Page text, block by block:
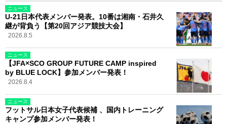
ニュース
U-21日本代表メンバー発表。10番は湘南・石井久
継が背負う【第20回アジア競技大会】
2026.8.5
ニュース
【JFA×SCO GROUP FUTURE CAMP inspired
by BLUE LOCK】参加メンバー発表！
2026.8.4
ニュース
フットサル日本女子代表候補 、国内トレーニング
キャンプ参加メンバー発表！